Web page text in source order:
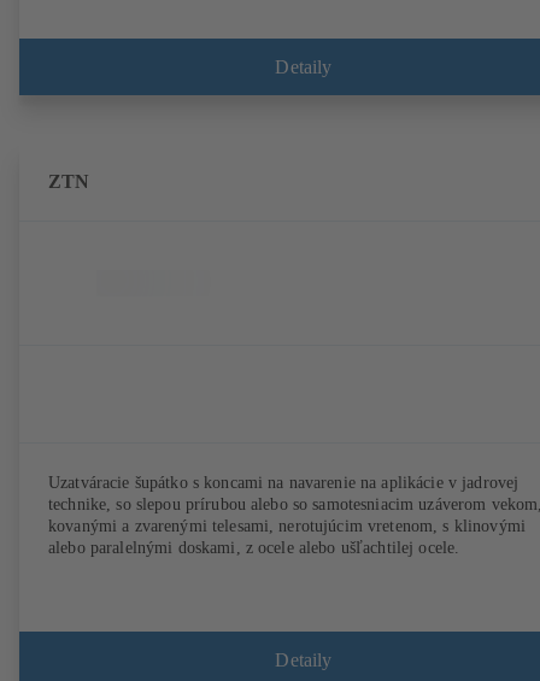
Detaily
ZTN
Uzatváracie šupátko s koncami na navarenie na aplikácie v jadrovej
technike, so slepou prírubou alebo so samotesniacim uzáverom
kovanými a zvarenými telesami, nerotujúcim vretenom, s klinovými
alebo paralelnými doskami, z ocele alebo ušľachtilej ocele.
Detaily